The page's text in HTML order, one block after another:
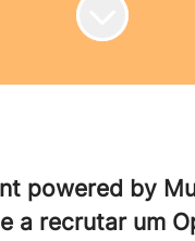
powered by
a recrutar um